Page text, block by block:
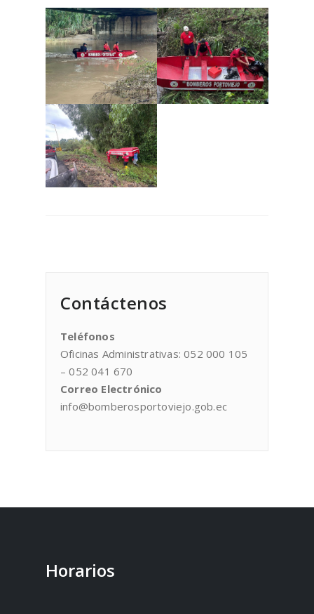
Contáctenos
Teléfonos
Oficinas Administrativas: 052 000 105
– 052 041 670
Correo Electrónico
info@bomberosportoviejo.gob.ec
Horarios